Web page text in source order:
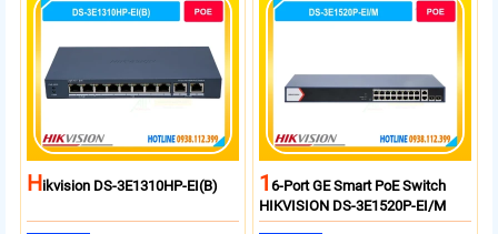
HIkvision DS-3E1310HP-EI(B) 16-Port GE Smart PoE Switch
HIKVISION DS-3E1520P-EI/M